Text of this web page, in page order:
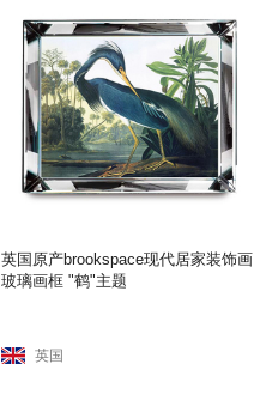
英国原产brookspace现代居家装饰画
玻璃画框 "鹤"主题
英国